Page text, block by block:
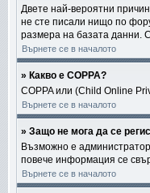
Двете най-вероятни
не сте писали нищо по
размера на базата данни.
Върнете се в началото
» Какво е COPPA?
COPPA или (Child Online
Върнете се в началото
» Защо не мога да се
Възможно е
повече информация се
Върнете се в началото